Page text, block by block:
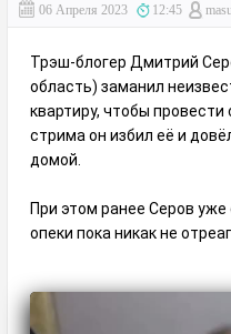
06 Апреля 2023 12:45
Трэш-блогер Дмитрий
область) заманил
квартиру, чтобы
стрима он избил её и
домой.
При этом ранее Серов
опеки пока никак не